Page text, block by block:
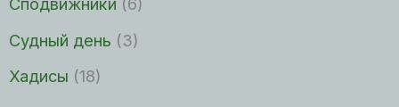
Судный день (3)
Хадисы (18)